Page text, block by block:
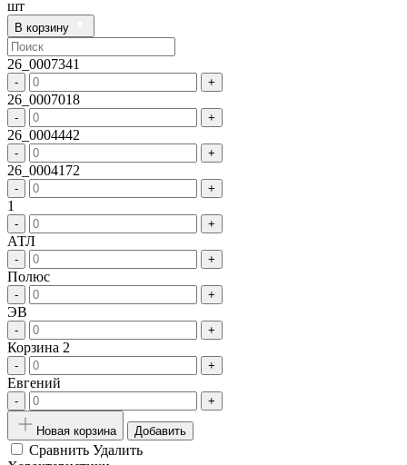
шт
В корзину
26_0007341
- +
26_0007018
- +
26_0004442
- +
26_0004172
- +
1
- +
АТЛ
- +
Полюс
- +
ЭВ
- +
Корзина 2
- +
Евгений
- +
Новая корзина Добавить
Сравнить Удалить